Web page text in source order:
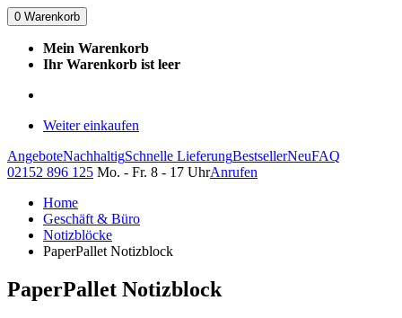
0 Warenkorb
Mein Warenkorb
Ihr Warenkorb ist leer
Weiter einkaufen
AngeboteNachhaltigSchnelle LieferungBestsellerNeuFAQ
02152 896 125 Mo. - Fr. 8 - 17 UhrAnrufen
Home
Geschäft & Büro
Notizblöcke
PaperPallet Notizblock
PaperPallet Notizblock